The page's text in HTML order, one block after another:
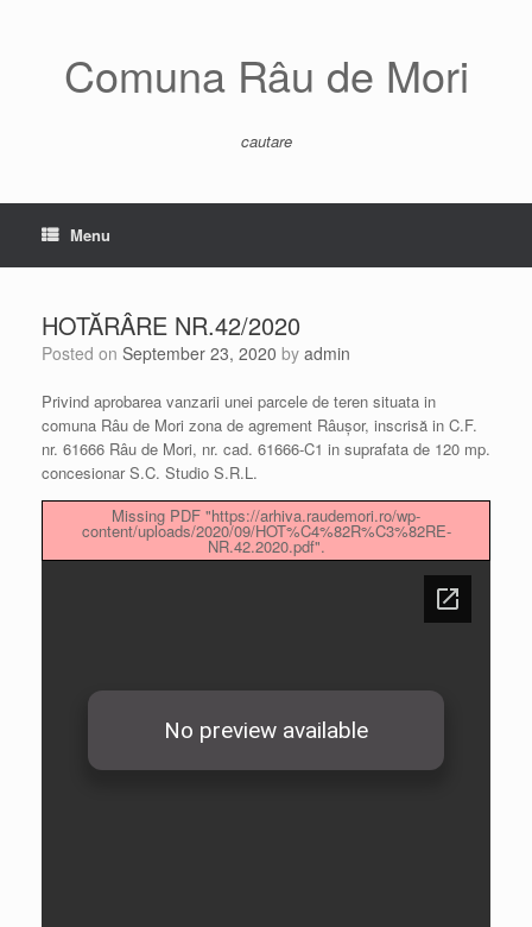
Comuna Râu de Mori
cautare
Menu
HOTĂRÂRE NR.42/2020
Posted on September 23, 2020 by admin
Privind aprobarea vanzarii unei parcele de teren situata in
comuna Râu de Mori zona de agrement Râușor, inscrisă in C.F.
nr. 61666 Râu de Mori, nr. cad. 61666-C1 in suprafata de 120 mp.
concesionar S.C. Studio S.R.L.
Missing PDF "https://arhiva.raudemori.ro/wp-
content/uploads/2020/09/HOT%C4%82R%C3%82RE-
NR.42.2020.pdf".